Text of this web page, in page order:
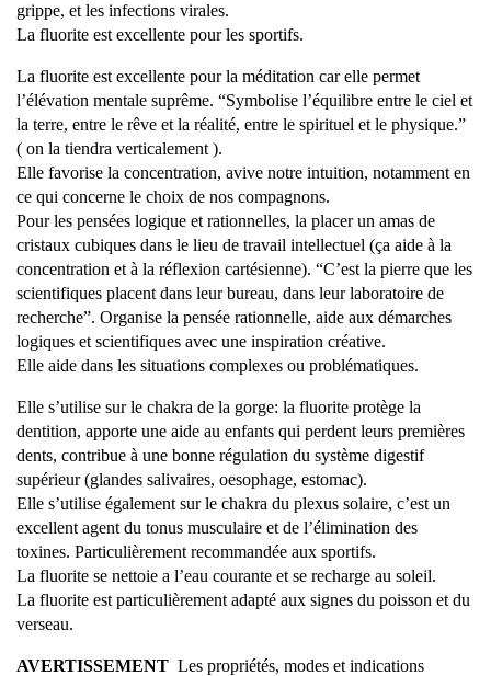
grippe, et les infections virales.
La fluorite est excellente pour les sportifs.
La fluorite est excellente pour la méditation car elle permet
l’élévation mentale suprême. “Symbolise l’équilibre entre le ciel et
la terre, entre le rêve et la réalité, entre le spirituel et le physique.”
( on la tiendra verticalement ).
Elle favorise la concentration, avive notre intuition, notamment en
ce qui concerne le choix de nos compagnons.
Pour les pensées logique et rationnelles, la placer un amas de
cristaux cubiques dans le lieu de travail intellectuel (ça aide à la
concentration et à la réflexion cartésienne). “C’est la pierre que les
scientifiques placent dans leur bureau, dans leur laboratoire de
recherche”. Organise la pensée rationnelle, aide aux démarches
logiques et scientifiques avec une inspiration créative.
Elle aide dans les situations complexes ou problématiques.
Elle s’utilise sur le chakra de la gorge: la fluorite protège la
dentition, apporte une aide au enfants qui perdent leurs premières
dents, contribue à une bonne régulation du système digestif
supérieur (glandes salivaires, oesophage, estomac).
Elle s’utilise également sur le chakra du plexus solaire, c’est un
excellent agent du tonus musculaire et de l’élimination des
toxines. Particulièrement recommandée aux sportifs.
La fluorite se nettoie a l’eau courante et se recharge au soleil.
La fluorite est particulièrement adapté aux signes du poisson et du
verseau.
AVERTISSEMENT Les propriétés, modes et indications